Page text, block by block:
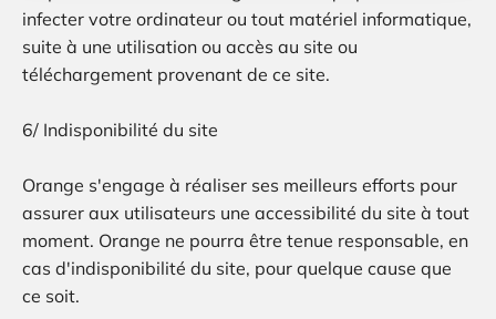
infecter votre ordinateur ou tout matériel informatique,
suite à une utilisation ou accès au site ou
téléchargement provenant de ce site.
6/ Indisponibilité du site
Orange s'engage à réaliser ses meilleurs efforts pour
assurer aux utilisateurs une accessibilité du site à tout
moment. Orange ne pourra être tenue responsable, en
cas d'indisponibilité du site, pour quelque cause que
ce soit.